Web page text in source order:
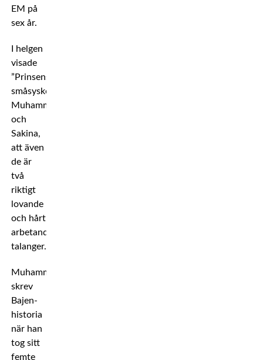
EM på
sex år.
I helgen
visade
”Prinsens”
småsyskon,
Muhammed
och
Sakina,
att även
de är
två
riktigt
lovande
och hårt
arbetande
talanger.
Muhammed
skrev
Bajen-
historia
när han
tog sitt
femte